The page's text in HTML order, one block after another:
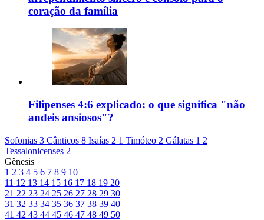
coração da família
Filipenses 4:6 explicado: o que significa "não
andeis ansiosos"?
Sofonias 3 Cânticos 8 Isaías 2 1 Timóteo 2 Gálatas 1 2
Tessalonicenses 2
Gênesis
1 2 3 4 5 6 7 8 9 10
11 12 13 14 15 16 17 18 19 20
21 22 23 24 25 26 27 28 29 30
31 32 33 34 35 36 37 38 39 40
41 42 43 44 45 46 47 48 49 50